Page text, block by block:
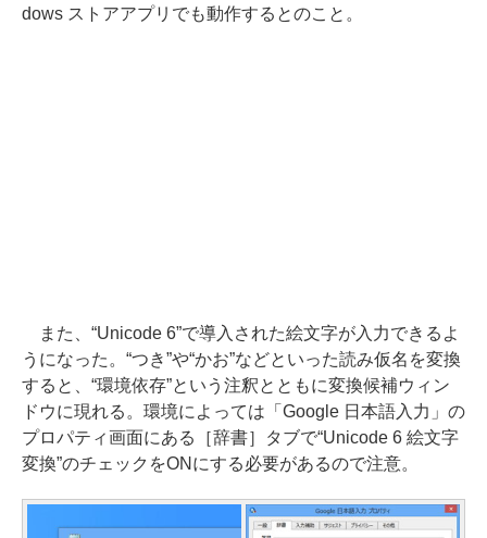
dows ストアアプリでも動作するとのこと。
また、“Unicode 6”で導入された絵文字が入力できるよ
うになった。“つき”や“かお”などといった読み仮名を変換
すると、“環境依存”という注釈とともに変換候補ウィン
ドウに現れる。環境によっては「Google 日本語入力」の
プロパティ画面にある［辞書］タブで“Unicode 6 絵文字
変換”のチェックをONにする必要があるので注意。